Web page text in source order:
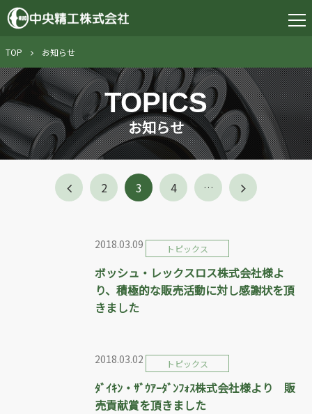
TOP お知らせ
TOPICS
お知らせ
2 3 4 …
2018.03.09 トピックス
ボッシュ・レックスロス株式会社様よ
り、積極的な販売活動に対し感謝状を頂
きました
2018.03.02 トピックス
ﾀﾞｲｷﾝ・ｻﾞｳｱｰﾀﾞﾝﾌｫｽ株式会社様より 販
売貢献賞を頂きました